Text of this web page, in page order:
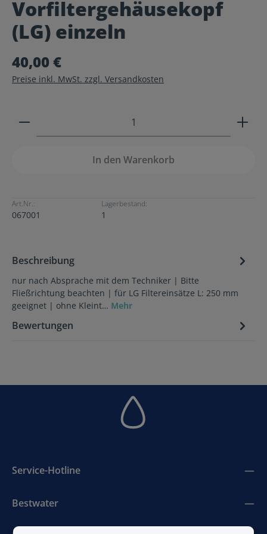
Durchschnittliche Bewertung von 0 von 5 Sternen
Vorfiltergehäusekopf
(LG) einzeln
40,00 €
Preise inkl. MwSt. zzgl. Versandkosten
Produkt Anzahl: Gib den gewünschten Wert ein
In den Warenkorb
Art.Nr.:
067001
Lagerbestand:
1
Beschreibung
nur nach Absprache mit dem Techniker | Bitte
Fließrichtung beachten | für LG Filtereinsätze L: 250 mm
geeignet | ohne Kleint… Mehr
Bewertungen
Service-Hotline
Bestwater